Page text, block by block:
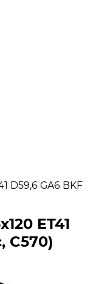
D59,6 GA6 BKF
ET41
C570)